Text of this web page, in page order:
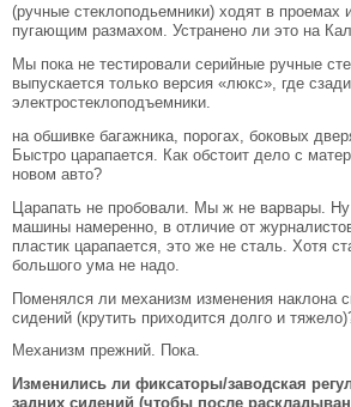
(ручные стеклоподьемники) ходят в проемах
пугающим размахом. Устранено ли это на
Мы пока не тестировали серийные ручные
выпускается только версия «люкс», где сзади
электростеклоподъемники.
на обшивке багажника, порогах, боковых
Быстро царапается. Как обстоит дело с
новом авто?
Царапать не пробовали. Мы ж не варвары.
машины намеренно, в отличие от
пластик царапается, это же не сталь. Хотя
большого ума не надо.
Поменялся ли механизм изменения наклона
сидений (крутить приходится долго и
Механизм прежний. Пока.
Изменились ли фиксаторы/заводская
задних сидений (чтобы после